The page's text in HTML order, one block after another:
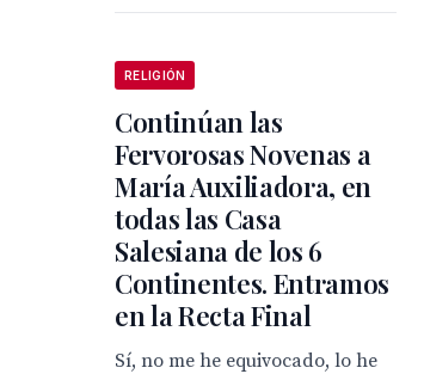
RELIGIÓN
Continúan las
Fervorosas Novenas a
María Auxiliadora, en
todas las Casa
Salesiana de los 6
Continentes. Entramos
en la Recta Final
Sí, no me he equivocado, lo he